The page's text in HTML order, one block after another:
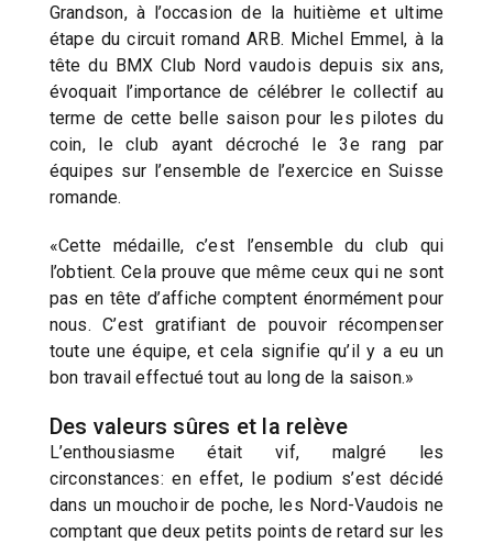
Grandson, à l’occasion de la huitième et ultime
étape du circuit romand ARB. Michel Emmel, à la
tête du BMX Club Nord vaudois depuis six ans,
évoquait l’importance de célébrer le collectif au
terme de cette belle saison pour les pilotes du
coin, le club ayant décroché le 3e rang par
équipes sur l’ensemble de l’exercice en Suisse
romande.
«Cette médaille, c’est l’ensemble du club qui
l’obtient. Cela prouve que même ceux qui ne sont
pas en tête d’affiche comptent énormément pour
nous. C’est gratifiant de pouvoir récompenser
toute une équipe, et cela signifie qu’il y a eu un
bon travail effectué tout au long de la saison.»
Des valeurs sûres et la relève
L’enthousiasme était vif, malgré les
circonstances: en effet, le podium s’est décidé
dans un mouchoir de poche, les Nord-Vaudois ne
comptant que deux petits points de retard sur les